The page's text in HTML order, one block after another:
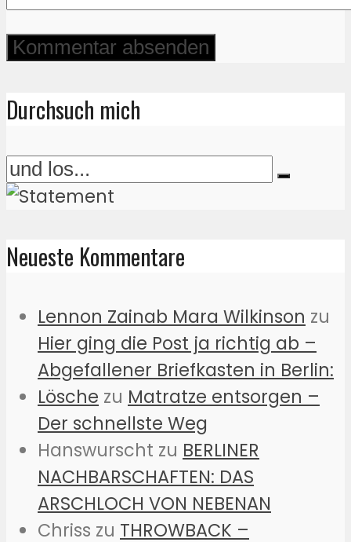
Durchsuch mich
Neueste Kommentare
Lennon Zainab Mara Wilkinson zu
Hier ging die Post ja richtig ab –
Abgefallener Briefkasten in Berlin:
Lösche zu Matratze entsorgen –
Der schnellste Weg
Hanswurscht zu BERLINER
NACHBARSCHAFTEN: DAS
ARSCHLOCH VON NEBENAN
Chriss zu THROWBACK –